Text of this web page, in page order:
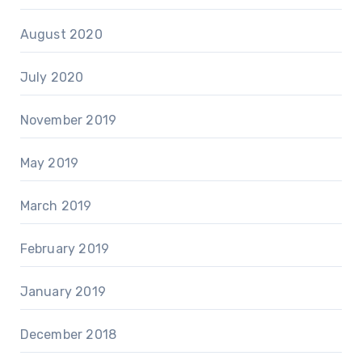
August 2020
July 2020
November 2019
May 2019
March 2019
February 2019
January 2019
December 2018